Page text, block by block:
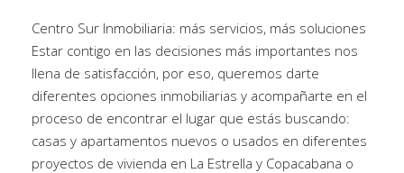
Centro Sur Inmobiliaria: más servicios, más soluciones
Estar contigo en las decisiones más importantes nos
llena de satisfacción, por eso, queremos darte
diferentes opciones inmobiliarias y acompañarte en el
proceso de encontrar el lugar que estás buscando:
casas y apartamentos nuevos o usados en diferentes
proyectos de vivienda en La Estrella y Copacabana o